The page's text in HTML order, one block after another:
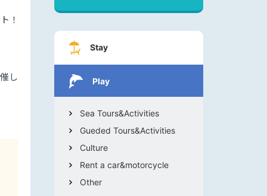
！
し
Stay
Play
Sea Tours&Activities
Gueded Tours&Activities
Culture
Rent a car&motorcycle
Other